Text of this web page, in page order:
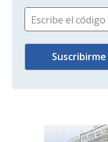
Escribe el código